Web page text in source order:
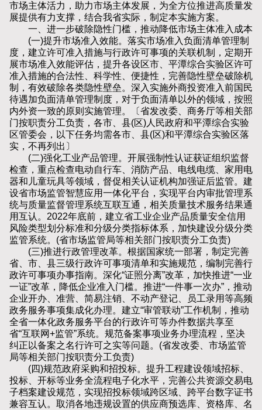
市场主体活力，助力市场主体发展，为全方位推进高质量发
展提供有力支撑，结合我省实际，制定本实施方案。
一、进一步破除隐性门槛，推动降低市场主体准入成本
(一)提升市场准入效能。落实市场准入负面清单管理制
度，建立许可准入措施与行政许可事项的关联机制，定期开
展市场准入效能评估，提升各设区市、平潭综合实验区许可
准入措施的合法性、科学性、便捷性，完善隐性壁垒破除机
制，有效破除各类隐性壁垒。深入实施外商投资准入前国民
待遇加负面清单管理制度，对于负面清单以外的领域，按照
内外资一致的原则实施管理。〔省发改委、商务厅等相关部
门按职责分工负责，各市、县(区)人民政府和平潭综合实验
区管委会，以下任务均需各市、县(区)和平潭综合实验区落
实，不再列出〕
(二)强化工业产品管理。开展强制性认证获证组织监督
检查，重点检查电动自行车、消防产品、电线电缆、家用电
器和儿童玩具等领域，督促相关认证机构加强证后监管。建
设省市场监管智慧应用一体化平台，实现平台内审批管理系
统与质量监督管理系统互联互通，相关质量技术服务结果通
用互认。2022年底前，建立省工业企业产品质量安全信用
风险类型划分标准和分级分类指标体系，加快建设分级分类
监管系统。(省市场监管局等相关部门按职责分工负责)
(三)推进行政管理改革。根据国家统一部署，制定完善
省、市、县三级行政许可事项清单和实施规范，编制完善行
政许可事项办事指南。深化“证照分离”改革，加快推进“一业
一证”改革，降低企业准入门槛。推进“一件事一次办”，推动
企业开办、准营、简易注销、不动产登记、员工录用等高频
政务服务事项集成化办理。建立“审管联动”工作机制，推动
全省一体化政务服务平台的行政许可等办件数据共享至
省“互联网+监管”系统。规范备案事项业务办理流程，坚决
纠正以备案之名行许可之实等问题。(省发改委、市场监管
局等相关部门按职责分工负责)
(四)规范政府采购和招投标。提升工程建设领域招标、
投标、开标等业务全流程电子化水平，完善公共资源交易电
子档案建设规范，实现招投标领域跨区域、跨平台数字证书
兼容互认。取消各地违规设置的供应商预选库、资格库、名